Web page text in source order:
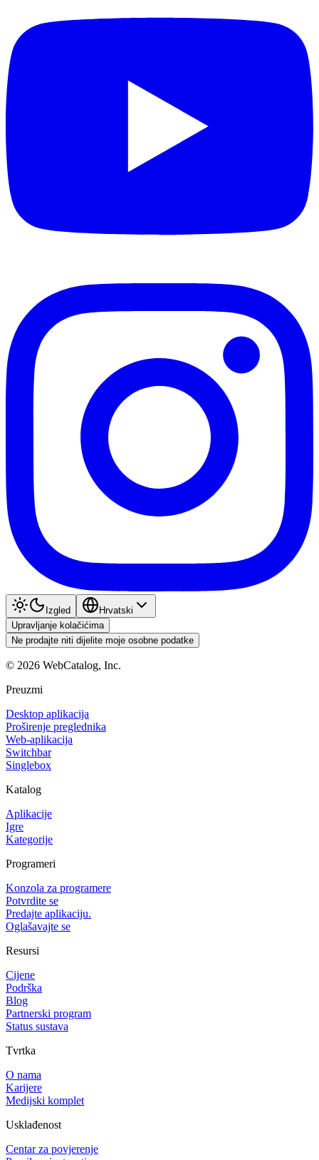
Izgled
Hrvatski
Upravljanje kolačićima
Ne prodajte niti dijelite moje osobne podatke
© 2026 WebCatalog, Inc.
Preuzmi
Desktop aplikacija
Proširenje preglednika
Web-aplikacija
Switchbar
Singlebox
Katalog
Aplikacije
Igre
Kategorije
Programeri
Konzola za programere
Potvrdite se
Predajte aplikaciju.
Oglašavajte se
Resursi
Cijene
Podrška
Blog
Partnerski program
Status sustava
Tvrtka
O nama
Karijere
Medijski komplet
Usklađenost
Centar za povjerenje